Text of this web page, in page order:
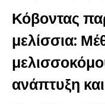
Κόβοντας
μελίσσια:
ανάπτυξη